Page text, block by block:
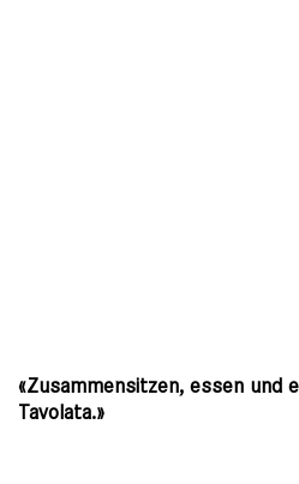
«Zusammensitzen, essen und
Tavolata.»